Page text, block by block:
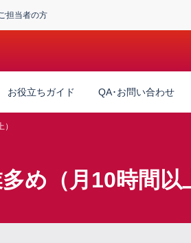
担当者の方
お役立ちガイド QA･お問い合わせ
め（月10時間以